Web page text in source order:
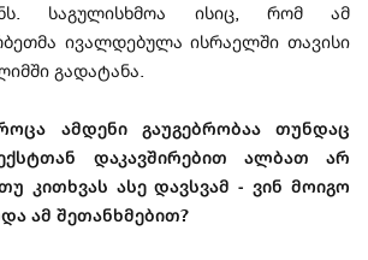
საგულისხმოა ისიც, რომ ამ
ივალდებულა ისრაელში თავისი
გადატანა.
ამდენი გაუგებრობაა თუნდაც
დაკავშირებით ალბათ არ
კითხვას ასე დავსვამ - ვინ მოიგო
ამ შეთანხმებით?